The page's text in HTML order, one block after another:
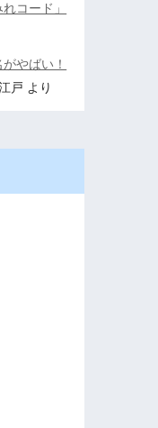
コード」
やばい！
戸 より